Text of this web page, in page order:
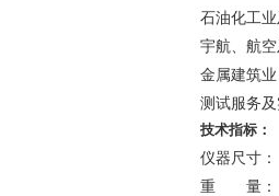
石油化工
宇航、航
金属建筑业
测试服务
技术指标：
仪器尺寸
重 量：